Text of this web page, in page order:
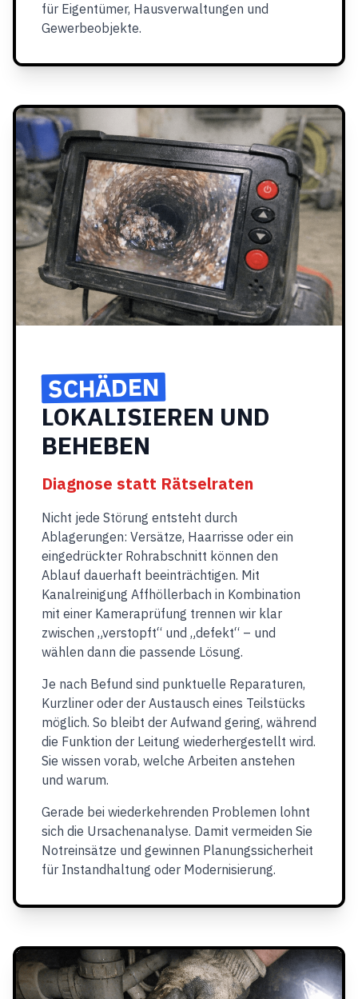
für Eigentümer, Hausverwaltungen und
Gewerbeobjekte.
SCHÄDEN
LOKALISIEREN UND
BEHEBEN
Diagnose statt Rätselraten
Nicht jede Störung entsteht durch
Ablagerungen: Versätze, Haarrisse oder ein
eingedrückter Rohrabschnitt können den
Ablauf dauerhaft beeinträchtigen. Mit
Kanalreinigung Affhöllerbach in Kombination
mit einer Kameraprüfung trennen wir klar
zwischen „verstopft“ und „defekt“ – und
wählen dann die passende Lösung.
Je nach Befund sind punktuelle Reparaturen,
Kurzliner oder der Austausch eines Teilstücks
möglich. So bleibt der Aufwand gering, während
die Funktion der Leitung wiederhergestellt wird.
Sie wissen vorab, welche Arbeiten anstehen
und warum.
Gerade bei wiederkehrenden Problemen lohnt
sich die Ursachenanalyse. Damit vermeiden Sie
Notreinsätze und gewinnen Planungssicherheit
für Instandhaltung oder Modernisierung.